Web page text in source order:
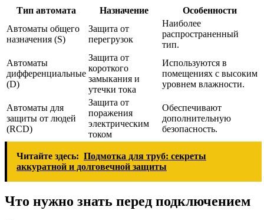
Тип автомата Назначение
Особенности
Автоматы общего
назначения (S)
Защита от
перегрузок
Наиболее
распространенный
тип.
Автоматы
дифференциальные
(D)
Защита от
короткого
замыкания и
утечки тока
Используются в
помещениях с высоким
уровнем влажности.
Автоматы для
защиты от людей
(RCD)
Защита от
поражения
электрическим
током
Обеспечивают
дополнительную
безопасность.
Читайте здесь: Подмотка для труб: секреты
аккуратной и долговечной защиты
Что нужно знать перед подключением